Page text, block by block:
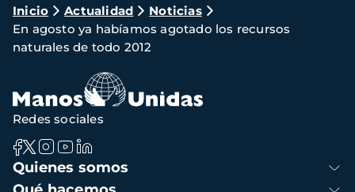
Ruta
de
navegación
Inicio Actualidad
Noticias
En agosto ya habíamos agotado los recursos
naturales de todo 2012
Navegación
principal
Quienes somos
Redes sociales